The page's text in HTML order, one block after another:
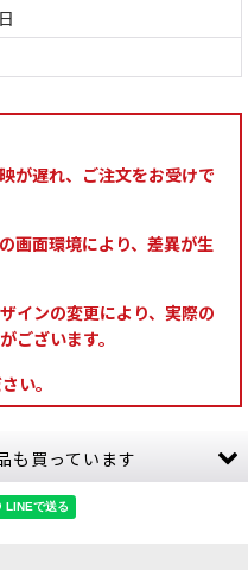
が遅れ、ご注文をお受けで
画面環境により、差異が生
インの変更により、実際の
ございます。
い。
も買っています